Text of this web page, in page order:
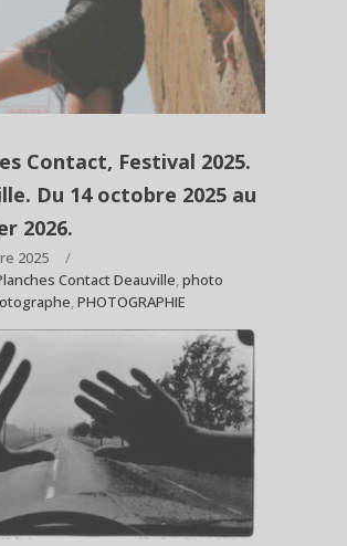
Contact, Festival 2025.
Du 14 octobre 2025 au
2026.
2025
Contact Deauville,photo
,PHOTOGRAPHIE